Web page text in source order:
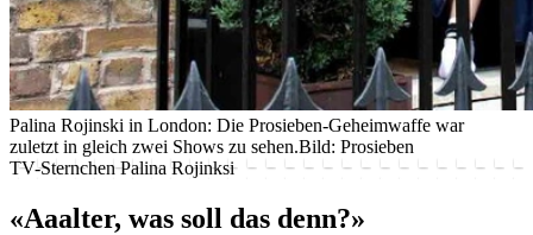
Palina Rojinski in London: Die Prosieben-Geheimwaffe war
zuletzt in gleich zwei Shows zu sehen.Bild: Prosieben
TV-Sternchen Palina Rojinksi
«Aaalter, was soll das denn?»